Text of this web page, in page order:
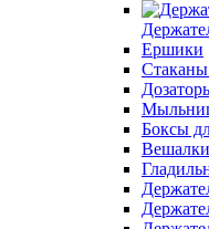
Ершики
Боксы